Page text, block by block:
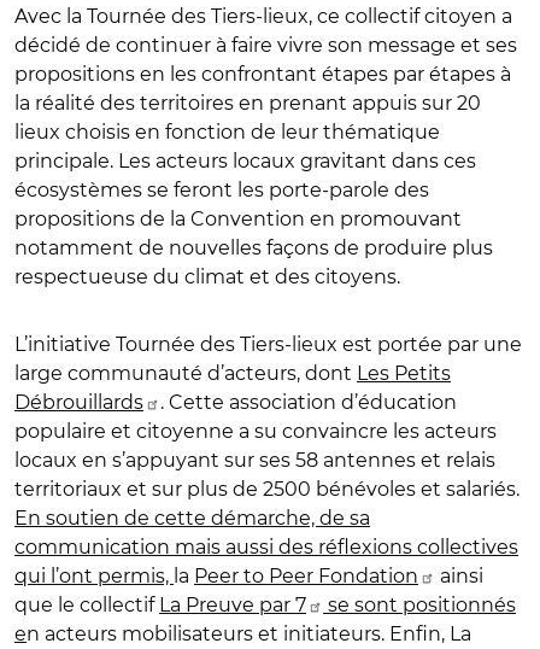
Avec la Tournée des Tiers-lieux, ce collectif citoyen a
décidé de continuer à faire vivre son message et ses
propositions en les confrontant étapes par étapes à
la réalité des territoires en prenant appuis sur 20
lieux choisis en fonction de leur thématique
principale. Les acteurs locaux gravitant dans ces
écosystèmes se feront les porte-parole des
propositions de la Convention en promouvant
notamment de nouvelles façons de produire plus
respectueuse du climat et des citoyens.
L’initiative Tournée des Tiers-lieux est portée par une
large communauté d’acteurs, dont Les Petits
Débrouillards
. Cette association d’éducation
populaire et citoyenne a su convaincre les acteurs
locaux en s’appuyant sur ses 58 antennes et relais
territoriaux et sur plus de 2500 bénévoles et salariés.
En soutien de cette démarche, de sa
communication mais aussi des réflexions collectives
qui l’ont permis, la Peer to Peer Fondation
ainsi
que le collectif La Preuve par 7
se sont positionnés
en acteurs mobilisateurs et initiateurs. Enfin, La